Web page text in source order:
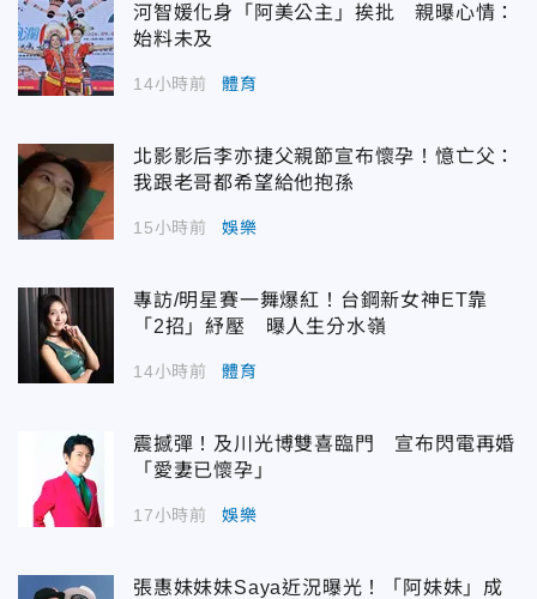
河智媛化身「阿美公主」挨批 親曝心情：
始料未及
14小時前 體育
北影影后李亦捷父親節宣布懷孕！憶亡父：
我跟老哥都希望給他抱孫
15小時前 娛樂
專訪/明星賽一舞爆紅！台鋼新女神ET靠
「2招」紓壓 曝人生分水嶺
14小時前 體育
震撼彈！及川光博雙喜臨門 宣布閃電再婚
「愛妻已懷孕」
17小時前 娛樂
張惠妹妹妹Saya近況曝光！「阿妹妹」成